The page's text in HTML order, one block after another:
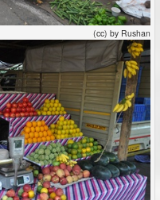
(cc) by Rushan